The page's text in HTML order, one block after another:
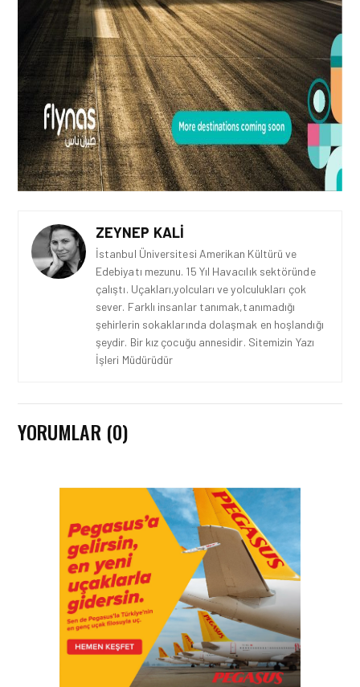
ZEYNEP KALI
İstanbul Üniversitesi Amerikan Kültürü ve
Edebiyatı mezunu. 15 Yıl Havacılık sektöründe
çalıştı. Uçakları,yolcuları ve yolculukları çok
sever. Farklı insanlar tanımak,tanımadığı
şehirlerin sokaklarında dolaşmak en hoşlandığı
şeydir. Bir kız çocuğu annesidir. Sitemizin Yazı
İşleri Müdürüdür
YORUMLAR (0)
HAVAYOLU • 07 AĞU 2026
SUNEXPRESS’IN ÜÇ GÜN
ÜST ÜSTE GÜNLÜK
YOLCU SAYISI 71 BINI AŞTI
HAVAYOLU • 05 AĞU 2026
CORENDON’DAN YAKIT
VERIMLILIĞI VE
SÜRDÜRÜLEBILIRLIK IÇIN
İŞ BIRLIĞI!